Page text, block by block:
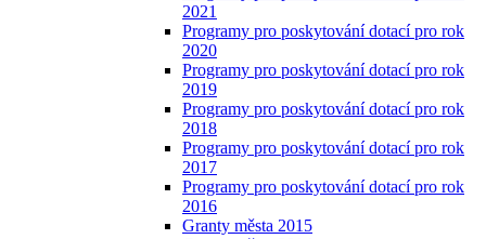
2021
Programy pro poskytování dotací pro rok
2020
Programy pro poskytování dotací pro rok
2019
Programy pro poskytování dotací pro rok
2018
Programy pro poskytování dotací pro rok
2017
Programy pro poskytování dotací pro rok
2016
Granty města 2015